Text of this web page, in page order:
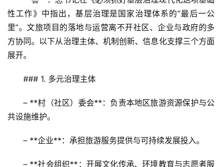
文
旅
问
性工作》中指出，基层治理是国家治理体系的“最后一公
里”。文旅项目的落地与运营离不开社区、企业与政府的多
方协同。以下从治理主体、机制创新、信息化支撑三个方面
展开。
### 1. 多元治理主体
– **村（社区）委会**：负责本地区旅游资源保护与公
共设施维护。
– **企业**：承担旅游服务提供与可持续发展投入。
– **社会组织**：开展文化传承、环境教育与志愿者服